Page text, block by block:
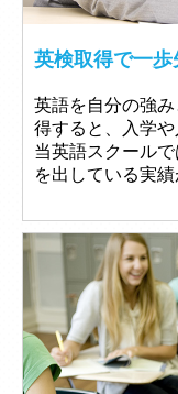
英検取得で一
英語を自分の強
得すると、入学や
当英語スクール
を出している実績